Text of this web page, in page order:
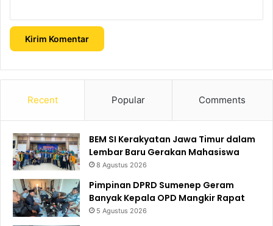
Recent Popular Comments
BEM SI Kerakyatan Jawa Timur dalam
Lembar Baru Gerakan Mahasiswa
8 Agustus 2026
Pimpinan DPRD Sumenep Geram
Banyak Kepala OPD Mangkir Rapat
5 Agustus 2026